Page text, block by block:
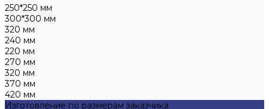
250*250 мм
300*300 мм
320 мм
240 мм
220 мм
270 мм
320 мм
370 мм
420 мм
Изготовление по размерам заказчика